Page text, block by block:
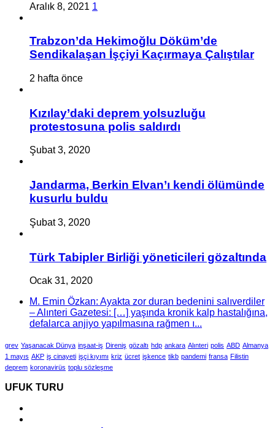
Aralık 8, 2021 1
Trabzon’da Hekimoğlu Döküm’de
Sendikalaşan İşçiyi Kaçırmaya Çalıştılar
2 hafta önce
Kızılay’daki deprem yolsuzluğu
protestosuna polis saldırdı
Şubat 3, 2020
Jandarma, Berkin Elvan’ı kendi ölümünde
kusurlu buldu
Şubat 3, 2020
Türk Tabipler Birliği yöneticileri gözaltında
Ocak 31, 2020
M. Emin Özkan: Ayakta zor duran bedenini salıverdiler
– Alınteri Gazetesi: […] yaşında kronik kalp hastalığına,
defalarca anjiyo yapılmasına rağmen ı...
grev Yaşanacak Dünya inşaat-iş Direniş gözaltı hdp ankara Alınteri polis ABD Almanya
1 mayıs AKP iş cinayeti işçi kıyımı kriz ücret işkence tikb pandemi fransa Filistin
deprem koronavirüs toplu sözleşme
UFUK TURU